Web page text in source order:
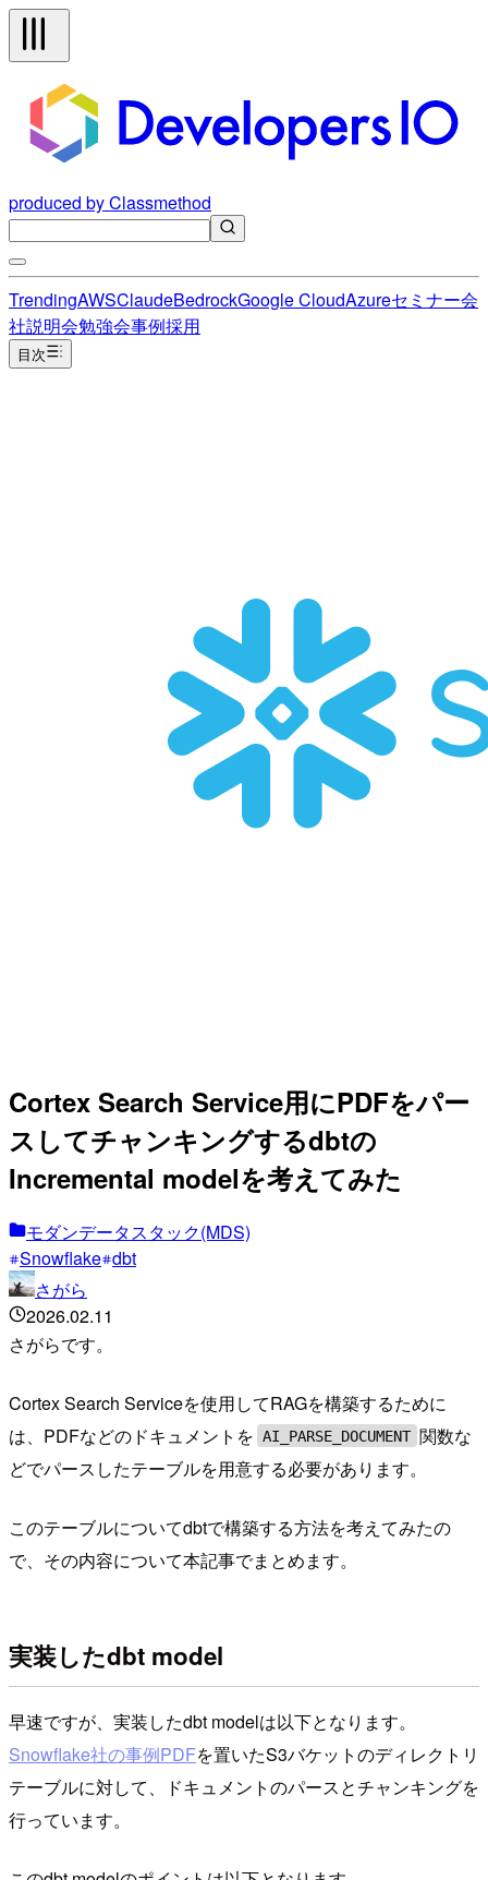
produced by Classmethod
TrendingAWSClaudeBedrockGoogle CloudAzureセミナー会
社説明会勉強会事例採用
目次
Cortex Search Service用にPDFをパー
スしてチャンキングするdbtの
Incremental modelを考えてみた
モダンデータスタック(MDS)
Snowflake dbt
さがら
2026.02.11
さがらです。
Cortex Search Serviceを使用してRAGを構築するために
は、PDFなどのドキュメントを AI_PARSE_DOCUMENT 関数な
どでパースしたテーブルを用意する必要があります。
このテーブルについてdbtで構築する方法を考えてみたの
で、その内容について本記事でまとめます。
実装したdbt model
早速ですが、実装したdbt modelは以下となります。
Snowflake社の事例PDFを置いたS3バケットのディレクトリ
テーブルに対して、ドキュメントのパースとチャンキングを
行っています。